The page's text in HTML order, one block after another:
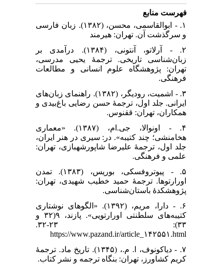
فهرست منابع
۱. - ابوالقاسمی، محسن، (۱۳۸۲). زبان فارسی
و سرگذشت آن. تهران: هیرمند
۲. - آرلاتو، آنتونی، (۱۳۸۴). درآمدی بر
زبان‌شناسی تاریخی. ترجمۀ یحیی مدرسی،
تهران: پژوهشگاه علوم انسانی و مطالعات
فرهنگی.
۳. - اشمیت، رودیگر، (۱۳۸۲). راهنمای زبان‌های
ایرانی. جلد اول، ترجمۀ حسن رضایی باغ‌بیدی و
همکاران، تهران: ققنوس.
۴. - اونوالا، جی.ام، (۱۳۸۷). «معماری
هخامنشی؛ چند کتیبه». در: سیری در هنر ایران،
جلد اول، ترجمۀ علیرضا شاپورشهبازی، تهران:
علمی و فرهنگی.
۵. - پیوتروفسکی، بوریس، (۱۳۸۳). تمدن
اورارتوها. ترجمۀ حمید خطیب شهیدی، تهران:
پژوهشکدهٔ باستان‌شناسی.
۶. - دارا، مریم، (۱۳۹۲). «الگوهای نوشتاری
کتیبه‌های سلطنتی اورارتویی». پازند، ۹(۳۲ و
۳۳): ۲۳-۳۲.
https://www.pazand.ir/article_۱۴۲۵۵۱.html
۷. - دیاکونوف، ا. م.، (۱۳۴۵). تاریخ ماد. ترجمۀ
کریم کشاورز، تهران: بنگاه ترجمه و نشر کتاب.